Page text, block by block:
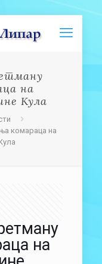
на
Кула
комараца на
на